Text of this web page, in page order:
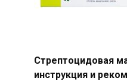
Стрептоцидовая
инструкция и